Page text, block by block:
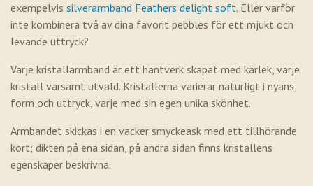
exempelvis silverarmband Feathers delight soft. Eller varför
inte kombinera två av dina favorit pebbles för ett mjukt och
levande uttryck?
Varje kristallarmband är ett hantverk skapat med kärlek, varje
kristall varsamt utvald. Kristallerna varierar naturligt i nyans,
form och uttryck, varje med sin egen unika skönhet.
Armbandet skickas i en vacker smyckeask med ett tillhörande
kort; dikten på ena sidan, på andra sidan finns kristallens
egenskaper beskrivna.